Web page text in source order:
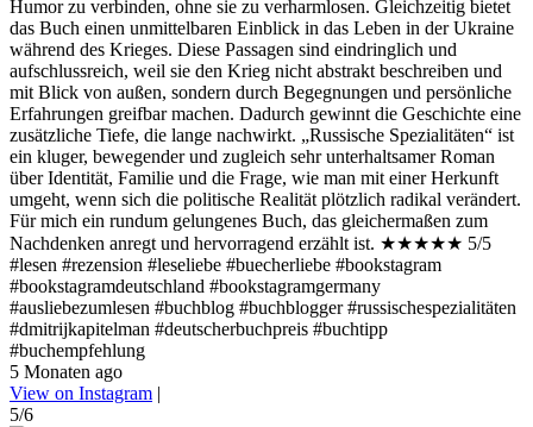
Humor zu verbinden, ohne sie zu verharmlosen. Gleichzeitig bietet
das Buch einen unmittelbaren Einblick in das Leben in der Ukraine
während des Krieges. Diese Passagen sind eindringlich und
aufschlussreich, weil sie den Krieg nicht abstrakt beschreiben und
mit Blick von außen, sondern durch Begegnungen und persönliche
Erfahrungen greifbar machen. Dadurch gewinnt die Geschichte eine
zusätzliche Tiefe, die lange nachwirkt. „Russische Spezialitäten“ ist
ein kluger, bewegender und zugleich sehr unterhaltsamer Roman
über Identität, Familie und die Frage, wie man mit einer Herkunft
umgeht, wenn sich die politische Realität plötzlich radikal verändert.
Für mich ein rundum gelungenes Buch, das gleichermaßen zum
Nachdenken anregt und hervorragend erzählt ist. ★★★★★ 5/5
#lesen #rezension #leseliebe #buecherliebe #bookstagram
#bookstagramdeutschland #bookstagramgermany
#ausliebezumlesen #buchblog #buchblogger #russischespezialitäten
#dmitrijkapitelman #deutscherbuchpreis #buchtipp
#buchempfehlung
5 Monaten ago
View on Instagram |
5/6